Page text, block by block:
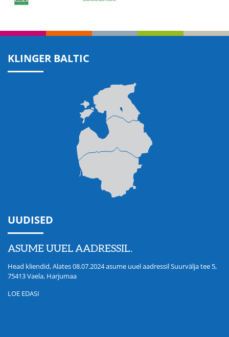
KLINGER BALTIC
UUDISED
ASUME UUEL AADRESSIL.
Head kliendid, Alates 08.07.2024 asume uuel aadressil Suurvälja tee 5,
75413 Vaela, Harjumaa
LOE EDASI